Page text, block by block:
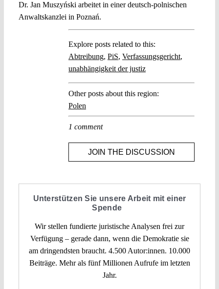
Dr. Jan Muszyński arbeitet in einer deutsch-polnischen
Anwaltskanzlei in Poznań.
Explore posts related to this:
Abtreibung, PiS, Verfassungsgericht,
unabhängigkeit der justiz
Other posts about this region:
Polen
1 comment
JOIN THE DISCUSSION
Unterstützen Sie unsere Arbeit mit einer
Spende
Wir stellen fundierte juristische Analysen frei zur
Verfügung – gerade dann, wenn die Demokratie sie
am dringendsten braucht. 4.500 Autor:innen. 10.000
Beiträge. Mehr als fünf Millionen Aufrufe im letzten
Jahr.